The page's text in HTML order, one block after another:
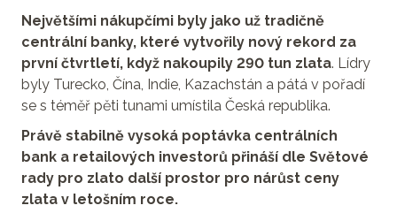
Největšími nákupčími byly jako už tradičně
centrální banky, které vytvořily nový rekord za
první čtvrtletí, když nakoupily 290 tun zlata. Lídry
byly Turecko, Čína, Indie, Kazachstán a pátá v pořadí
se s téměř pěti tunami umístila Česká republika.
Právě stabilně vysoká poptávka centrálních
bank a retailových investorů přináší dle Světové
rady pro zlato další prostor pro nárůst ceny
zlata v letošním roce.